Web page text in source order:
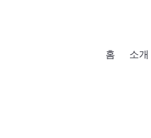
홈 소개